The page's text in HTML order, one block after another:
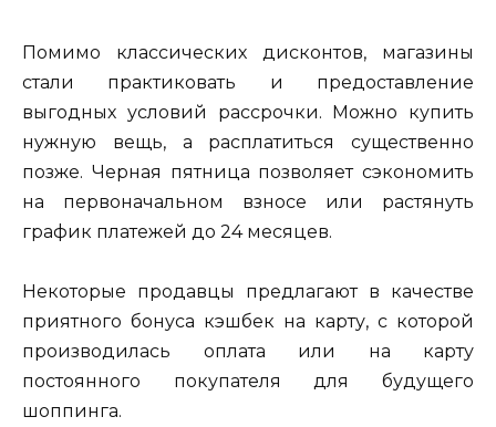
Помимо классических дисконтов, магазины
стали практиковать и предоставление
выгодных условий рассрочки. Можно купить
нужную вещь, а расплатиться существенно
позже. Черная пятница позволяет сэкономить
на первоначальном взносе или растянуть
график платежей до 24 месяцев.
Некоторые продавцы предлагают в качестве
приятного бонуса кэшбек на карту, с которой
производилась оплата или на карту
постоянного покупателя для будущего
шоппинга.